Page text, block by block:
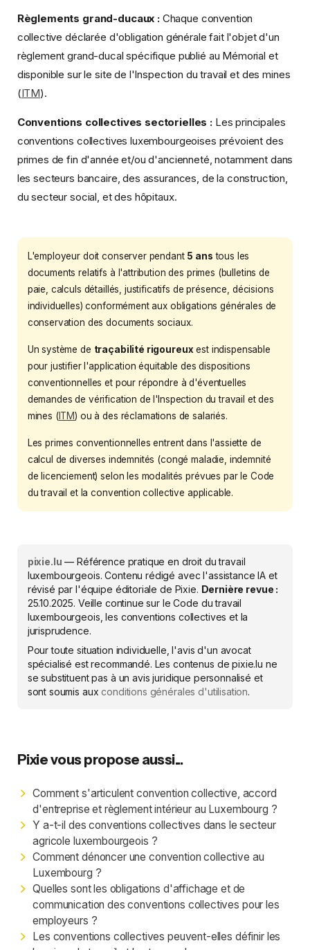
Règlements grand-ducaux :Chaque convention
collective déclarée d'obligation générale fait l'objet d'un
règlement grand-ducal spécifique publié au Mémorial et
disponible sur le site de l'Inspection du travail et des mines
(ITM).
Conventions collectives sectorielles : Les principales
conventions collectives luxembourgeoises prévoient des
primes de fin d'année et/ou d'ancienneté, notamment dans
les secteurs bancaire, des assurances, de la construction,
du secteur social, et des hôpitaux.
L'employeur doit conserver pendant 5 ans tous les
documents relatifs à l'attribution des primes (bulletins de
paie, calculs détaillés, justificatifs de présence, décisions
individuelles) conformément aux obligations générales de
conservation des documents sociaux.
Un système de traçabilité rigoureux est indispensable
pour justifier l'application équitable des dispositions
conventionnelles et pour répondre à d'éventuelles
demandes de vérification de l'Inspection du travail et des
mines (ITM) ou à des réclamations de salariés.
Les primes conventionnelles entrent dans l'assiette de
calcul de diverses indemnités (congé maladie, indemnité
de licenciement) selon les modalités prévues par le Code
du travail et la convention collective applicable.
pixie.lu — Référence pratique en droit du travail
luxembourgeois. Contenu rédigé avec l'assistance IA et
révisé par l'équipe éditoriale de Pixie. Dernière revue :
25.10.2025. Veille continue sur le Code du travail
luxembourgeois, les conventions collectives et la
jurisprudence.
Pour toute situation individuelle, l'avis d'un avocat
spécialisé est recommandé. Les contenus de pixie.lu ne
se substituent pas à un avis juridique personnalisé et
sont soumis auxconditions générales d'utilisation.
Pixie vous propose aussi...
Comment s'articulent convention collective, accord
d'entreprise et règlement intérieur au Luxembourg ?
Y a-t-il des conventions collectives dans le secteur
agricole luxembourgeois ?
Comment dénoncer une convention collective au
Luxembourg ?
Quelles sont les obligations d'affichage et de
communication des conventions collectives pour les
employeurs ?
Les conventions collectives peuvent-elles définir les